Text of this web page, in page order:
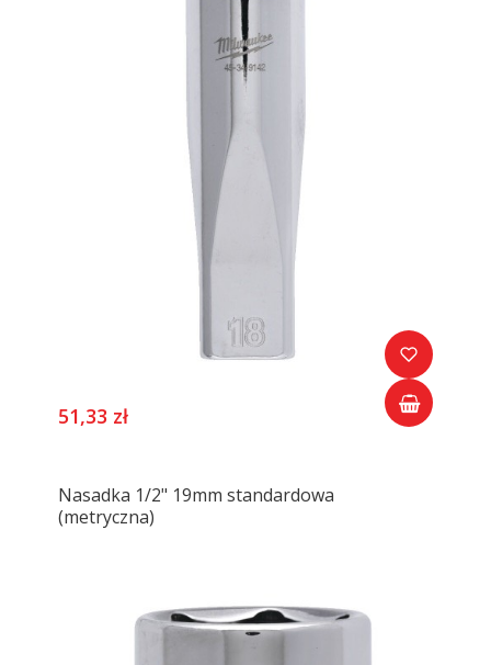
51,33 zł
Nasadka 1/2" 19mm standardowa
(metryczna)